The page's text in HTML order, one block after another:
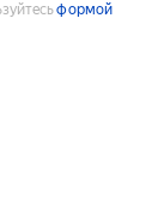
формой